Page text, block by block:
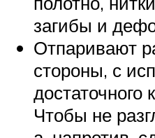
загибы и
Отпаривают
стороны, с
достаточного
Чтобы не